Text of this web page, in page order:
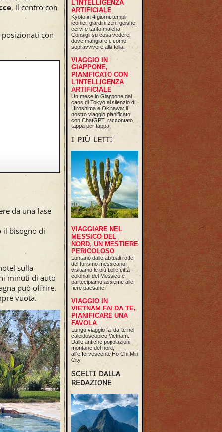
, il centro con
con
da una fase
il bisogno di
sulla
minuti di auto
può offrire.
vuota.
L'INTELLIGENZA
ARTIFICIALE
Kyoto in 4 giorni: templi
iconici, giardini zen, geishe,
cervi e tanto matcha.
Consigli su cosa vedere,
dove mangiare e come
sopravvivere alla folla.
VIAGGIO IN
GIAPPONE,
PIANIFICATO CON
L'INTELLIGENZA
ARTIFICIALE
Un mese in Giappone dal
caos di Tokyo al silenzio di
Hiroshima e Okinawa: il
nostro viaggio pianificato
con ChatGPT, raccontato
tappa per tappa.
I PIÙ LETTI
VIAGGIARE NEL
MESSICO DEL
NORD, UN MESTIERE
PERICOLOSO
Lontano dalle abituali rotte
del turismo messicano,
visitiamo le più belle città
coloniali del Messico e
partecipiamo assieme alle
fiere paesane.
VIAGGIO IN
VIETNAM FAI-DA-TE,
PIANIFICARE UNA
FAVOLA
Lungo viaggio fai-da-te nel
caleidoscopico Vietnam.
Dalle antiche popolazioni
montane del nord,
all'effervescente Ho Chi Min
City.
SCELTI DALLA
REDAZIONE